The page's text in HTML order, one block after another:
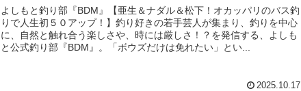
よしもと釣り部『BDM』【亜生＆ナダル＆松下！オカッパリのバス釣
りで人生初５０アップ！】釣り好きの若手芸人が集まり、釣りを中心
に、自然と触れ合う楽しさや、時には厳しさ！？を発信する、よしも
と公式釣り部『BDM』。「ボウズだけは免れたい」とい...
2025.10.17